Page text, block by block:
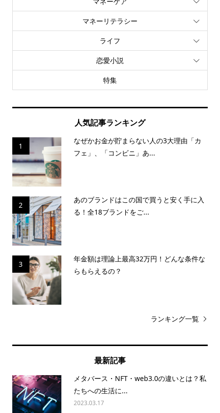
マネーリテラシー
ライフ
恋愛小説
特集
人気記事ランキング
1
なぜかお金が貯まらない人の3大理由「カ
フェ」、「コンビニ」あ...
2
あのブランドはこの国で買うと安く手に入
る！全18ブランドをご...
3
年金額は理論上最高32万円！どんな条件な
らもらえるの？
ランキング一覧
最新記事
メタバース・NFT・web3.0の違いとは？私
たちへの生活に...
2023.03.17